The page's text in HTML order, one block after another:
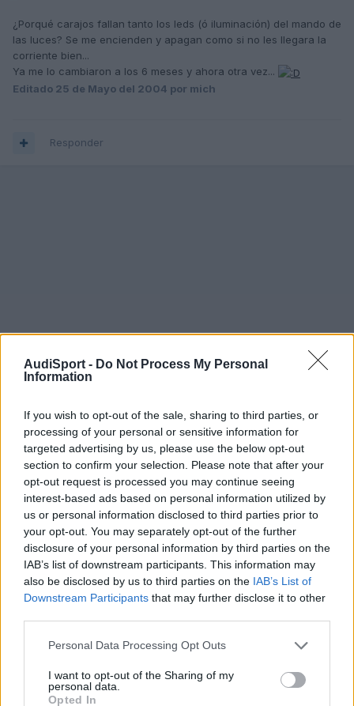
AudiSport - Do Not Process My Personal
Information
If you wish to opt-out of the sale, sharing to third parties, or
processing of your personal or sensitive information for
targeted advertising by us, please use the below opt-out
section to confirm your selection. Please note that after your
opt-out request is processed you may continue seeing
interest-based ads based on personal information utilized by
us or personal information disclosed to third parties prior to
your opt-out. You may separately opt-out of the further
disclosure of your personal information by third parties on the
IAB’s list of downstream participants. This information may
also be disclosed by us to third parties on the IAB’s List of
Downstream Participants that may further disclose it to other
Personal Data Processing Opt Outs
I want to opt-out of the Sharing of my
personal data.
Opted In
¿Porqué carajos fallan tanto los leds (ó iluminación) del mando de
las luces? Se me encienden y apagan como si no les llegara la
corriente bien...
Ya me lo cambiaron a los 6 meses y ahora otra vez...
Editado 25 de Mayo del 2004 por mich
Responder
Invitado audi-calella
Publicado26 de Mayo del 2004
A mi me pasa igual, tengo ese mismo problema. ¿Cuando te lo
en la garantia? es que yo aun tengo la extension de la garantia y
Un Saludo